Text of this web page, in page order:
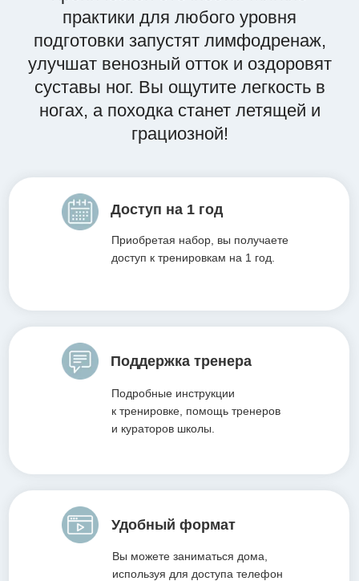
практики для любого уровня
подготовки запустят лимфодренаж,
улучшат венозный отток и оздоровят
суставы ног. Вы ощутите легкость в
ногах, а походка станет летящей и
грациозной!
Поддержка тренера
Подробные инструкции
к тренировке, помощь тренеров
и кураторов школы.
Доступ на 1 год
Удобный формат
Вы можете заниматься дома,
используя для доступа телефон
Приобретая набор, вы получаете
доступ к тренировкам на 1 год.